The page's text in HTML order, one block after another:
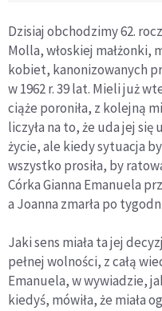
Dzisiaj obchodzimy 62.
Molla, włoskiej
kobiet, kanonizowanych
w 1962 r. 39 lat. Mieli już
ciąże poroniła, z kolejną
liczyła na to, że uda jej
życie, ale kiedy sytuacja
wszystko prosiła, by
Córka Gianna Emanuela
a Joanna zmarła po
Jaki sens miała ta jej
pełnej wolności, z całą
Emanuela, w wywiadzie,
kiedyś, mówiła, że miała